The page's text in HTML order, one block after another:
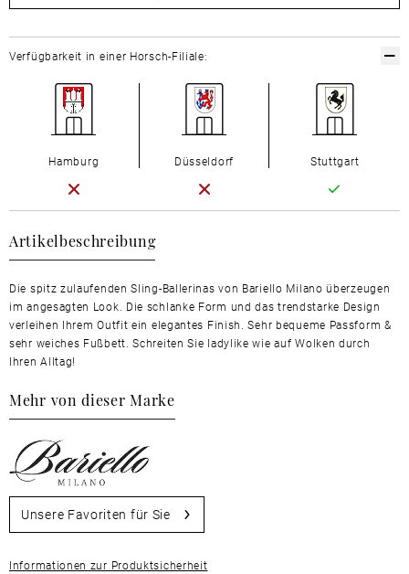
Artikelbeschreibung
Die spitz zulaufenden Sling-Ballerinas von Bariello Milano überzeugen
im angesagten Look. Die schlanke Form und das trendstarke Design
verleihen Ihrem Outfit ein elegantes Finish. Sehr bequeme Passform &
sehr weiches Fußbett. Schreiten Sie ladylike wie auf Wolken durch
Ihren Alltag!
Mehr von dieser Marke
Unsere Favoriten für Sie
Informationen zur Produktsicherheit
Verfügbarkeit in einer Horsch-Filiale:
Hamburg Düsseldorf Stuttgart